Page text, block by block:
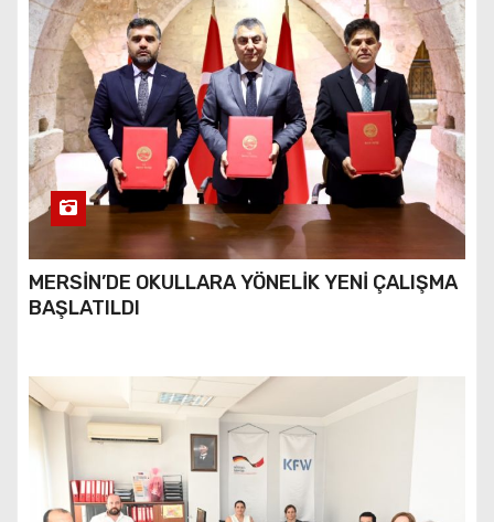
MERSİN’DE OKULLARA YÖNELİK YENİ ÇALIŞMA
BAŞLATILDI